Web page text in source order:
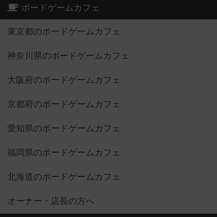
ボードゲームカフェ
東京都のボードゲームカフェ
神奈川県のボードゲームカフェ
大阪府のボードゲームカフェ
京都府のボードゲームカフェ
愛知県のボードゲームカフェ
福岡県のボードゲームカフェ
北海道のボードゲームカフェ
オーナー・店長の方へ